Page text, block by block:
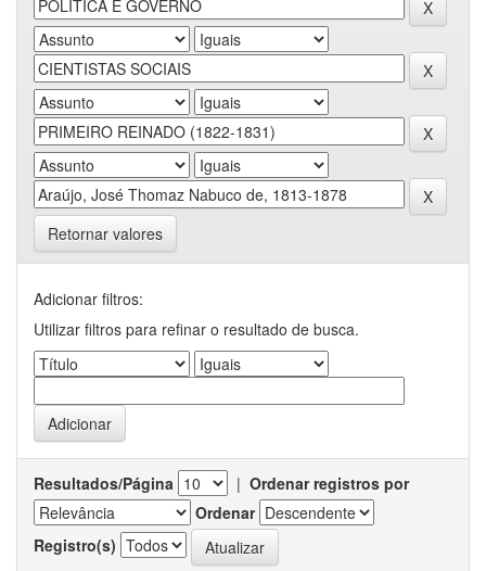
Retornar valores
Adicionar filtros:
Utilizar filtros para refinar o resultado de busca.
Resultados/Página | Ordenar registros por
Ordenar
Registro(s)